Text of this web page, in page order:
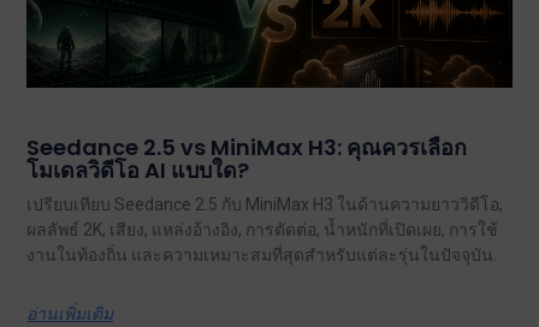
Seedance 2.5 vs MiniMax H3: คุณควรเลือก
โมเดลวิดีโอ AI แบบใด?
เปรียบเทียบ Seedance 2.5 กับ MiniMax H3 ในด้านความยาววิดีโอ,
ผลลัพธ์ 2K, เสียง, แหล่งอ้างอิง, การตัดต่อ, น้ำหนักที่เปิดเผย, การใช้
งานในท้องถิ่น และความเหมาะสมที่สุดสำหรับแต่ละรุ่นในปัจจุบัน.
อ่านเพิ่มเติม